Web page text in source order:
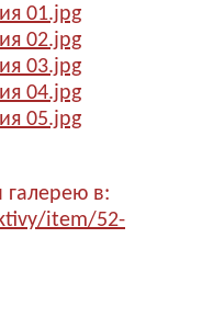
галерею в:
item/52-